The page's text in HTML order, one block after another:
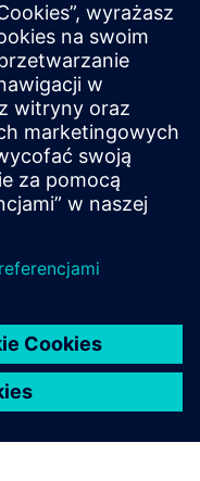
poziom ryzyka w
wszelkie
muszą być